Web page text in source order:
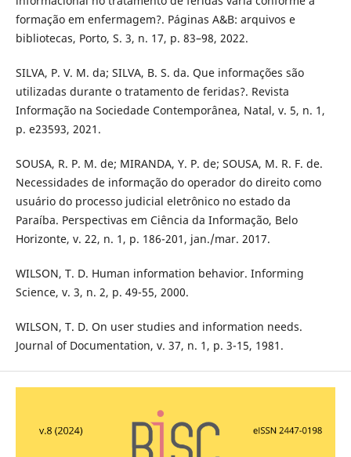
formação em enfermagem?. Páginas A&B: arquivos e
bibliotecas, Porto, S. 3, n. 17, p. 83–98, 2022.
SILVA, P. V. M. da; SILVA, B. S. da. Que informações são
utilizadas durante o tratamento de feridas?. Revista
Informação na Sociedade Contemporânea, Natal, v. 5, n. 1,
p. e23593, 2021.
SOUSA, R. P. M. de; MIRANDA, Y. P. de; SOUSA, M. R. F. de.
Necessidades de informação do operador do direito como
usuário do processo judicial eletrônico no estado da
Paraíba. Perspectivas em Ciência da Informação, Belo
Horizonte, v. 22, n. 1, p. 186-201, jan./mar. 2017.
WILSON, T. D. Human information behavior. Informing
Science, v. 3, n. 2, p. 49-55, 2000.
WILSON, T. D. On user studies and information needs.
Journal of Documentation, v. 37, n. 1, p. 3-15, 1981.